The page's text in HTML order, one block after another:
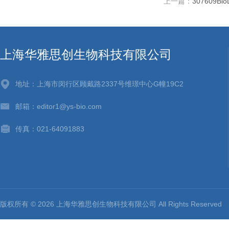
上海华雅思创生物科技有限公司
地址：上海市闵行区顾戴路2337号维璟中心G幢19C2
邮箱：editor1@ys-bio.com
传真：021-64091883
版权所有 © 2026 上海华雅思创生物科技有限公司 All Rights